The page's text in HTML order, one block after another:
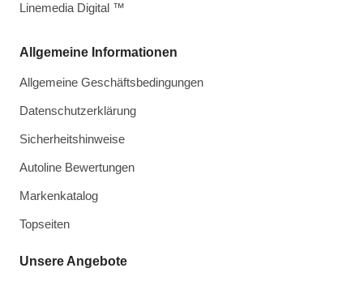
Allgemeine Informationen
Allgemeine Geschäftsbedingungen
Datenschutzerklärung
Sicherheitshinweise
Autoline Bewertungen
Markenkatalog
Topseiten
Unsere Angebote
Linemedia Digital ™